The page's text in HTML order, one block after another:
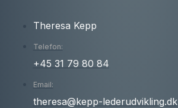
Theresa Kepp
Telefon:
+45 31 79 80 84
Email:
theresa@kepp-lederudvikling.dk